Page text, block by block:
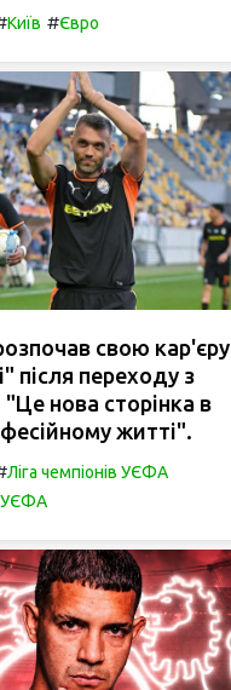
Київ #Євро
свою кар'єру
після переходу з
нова сторінка в
житті".
Ліга чемпіонів УЄФА
УЄФА